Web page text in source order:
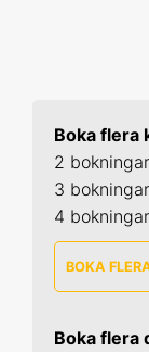
Boka flera
2
3
4
BOKA
Boka flera